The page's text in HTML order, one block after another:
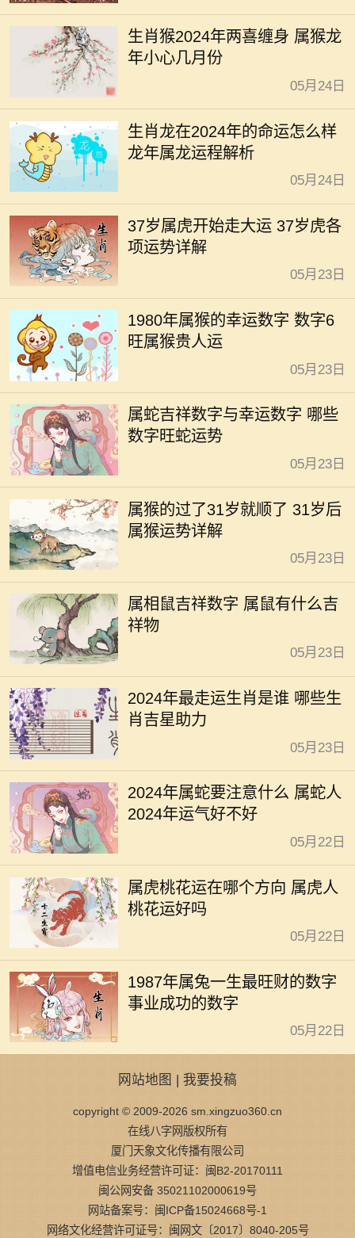
生肖猴2024年两喜缠身 属猴龙
年小心几月份
05月24日
生肖龙在2024年的命运怎么样
龙年属龙运程解析
05月24日
37岁属虎开始走大运 37岁虎各
项运势详解
05月23日
1980年属猴的幸运数字 数字6
旺属猴贵人运
05月23日
属蛇吉祥数字与幸运数字 哪些
数字旺蛇运势
05月23日
属猴的过了31岁就顺了 31岁后
属猴运势详解
05月23日
属相鼠吉祥数字 属鼠有什么吉
祥物
05月23日
2024年最走运生肖是谁 哪些生
肖吉星助力
05月23日
2024年属蛇要注意什么 属蛇人
2024年运气好不好
05月22日
属虎桃花运在哪个方向 属虎人
桃花运好吗
05月22日
1987年属兔一生最旺财的数字
事业成功的数字
05月22日
网站地图 | 我要投稿
copyright © 2009-2026 sm.xingzuo360.cn
在线八字网版权所有
厦门天象文化传播有限公司
增值电信业务经营许可证：闽B2-20170111
闽公网安备 35021102000619号
网站备案号：闽ICP备15024668号-1
网络文化经营许可证号：闽网文〔2017〕8040-205号